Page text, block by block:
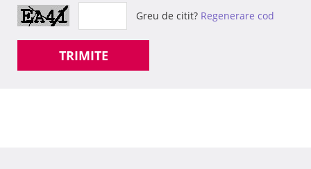
Greu de citit? Regenerare cod
TRIMITE